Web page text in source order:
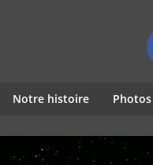
Notre histoire Photos